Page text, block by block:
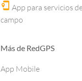
App para servicios
campo
Más de RedGPS
App Mobile